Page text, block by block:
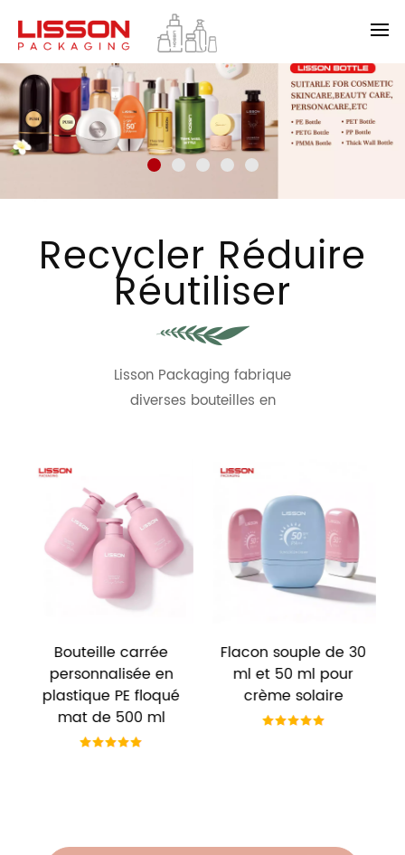
Recycler Réduire
Réutiliser
Lisson Packaging fabrique
diverses bouteilles en
cosmétiques.Bouteilles en
plastique PCR écologiques,
bouteilles de canne à sucre,
etc.
Bouteille carrée
personnalisée en
plastique PE floqué
mat de 500 ml
Flacon souple de 30
ml et 50 ml pour
crème solaire